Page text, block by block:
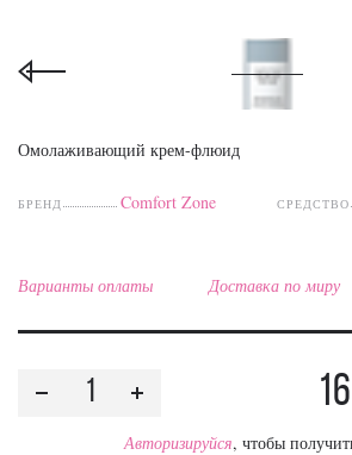
Омолаживающий крем-флюид
БРЕНД Comfort Zone СРЕДСТВО
Варианты оплаты Доставка по миру
Авторизируйся, чтобы